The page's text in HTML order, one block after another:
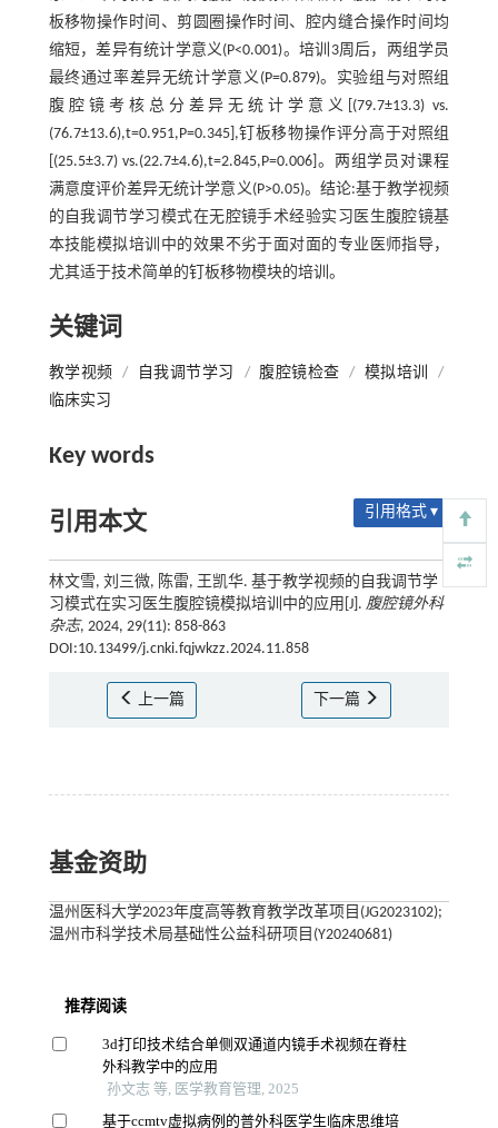
板移物操作时间、剪圆圈操作时间、腔内缝合操作时间均
缩短，差异有统计学意义(P<0.001)。培训3周后，两组学员
最终通过率差异无统计学意义(P=0.879)。实验组与对照组
腹腔镜考核总分差异无统计学意义[(79.7±13.3) vs.
(76.7±13.6),t=0.951,P=0.345],钉板移物操作评分高于对照组
[(25.5±3.7) vs.(22.7±4.6),t=2.845,P=0.006]。两组学员对课程
满意度评价差异无统计学意义(P>0.05)。结论:基于教学视频
的自我调节学习模式在无腔镜手术经验实习医生腹腔镜基
本技能模拟培训中的效果不劣于面对面的专业医师指导，
尤其适于技术简单的钉板移物模块的培训。
关键词
教学视频 / 自我调节学习 / 腹腔镜检查 / 模拟培训
/
临床实习
Key words
引用本文 引用格式 ▾
林文雪, 刘三微, 陈雷, 王凯华. 基于教学视频的自我调节学
习模式在实习医生腹腔镜模拟培训中的应用[J]. 腹腔镜外科
杂志, 2024, 29(11): 858-863
DOI:10.13499/j.cnki.fqjwkzz.2024.11.858
上一篇 下一篇
基金资助
温州医科大学2023年度高等教育教学改革项目(JG2023102);
温州市科学技术局基础性公益科研项目(Y20240681)